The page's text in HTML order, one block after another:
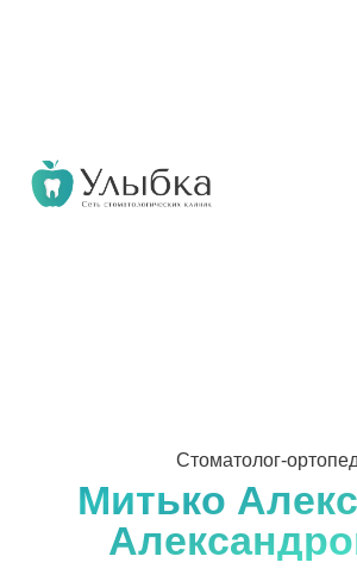
Митько
Стоматолог-ортопед